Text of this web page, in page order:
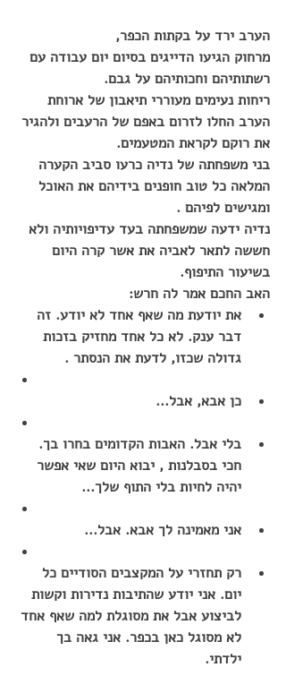
הערב ירד על בקתות הכפר,
מרחוק הגיעו הדייגים בסיום יום עבודה עם
רשתותיהם וחכותיהם על גבם.
ריחות נעימים מעוררי תיאבון של ארוחת
הערב החלו לזרום באפם של הרעבים ולהגיר
את רוקם לקראת המטעמים.
בני משפחתה של נדיה כרעו סביב הקערה
המלאה כל טוב חופנים בידיהם את האוכל
ומגישים לפיהם .
נדיה ידעה שמשפחתה בעד עדיפויותיה ולא
חששה לתאר לאביה את אשר קרה היום
בשיעור התיפוף.
האב החכם אמר לה חרש:
את יודעת מה שאף אחד לא יודע. זה
דבר ענק. לא כל אחד מחזיק בזכות
גדולה שכזו, לדעת את הנסתר .
כן אבא, אבל...
בלי אבל. האבות הקדומים בחרו בך.
חכי בסבלנות , יבוא היום שאי אפשר
יהיה לחיות בלי התוף שלך...
אני מאמינה לך אבא. אבל...
רק תחזרי על המקצבים הסודיים כל
יום. אני יודע שהתיבות נדירות וקשות
לביצוע אבל את מסוגלת למה שאף אחד
לא מסוגל כאן בכפר. אני גאה בך
ילדתי.